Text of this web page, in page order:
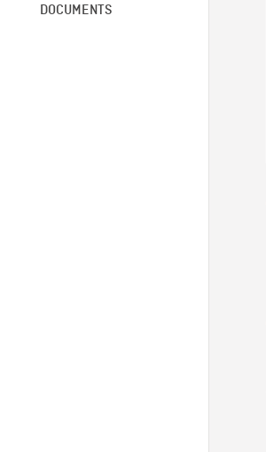
DOCUMENTS